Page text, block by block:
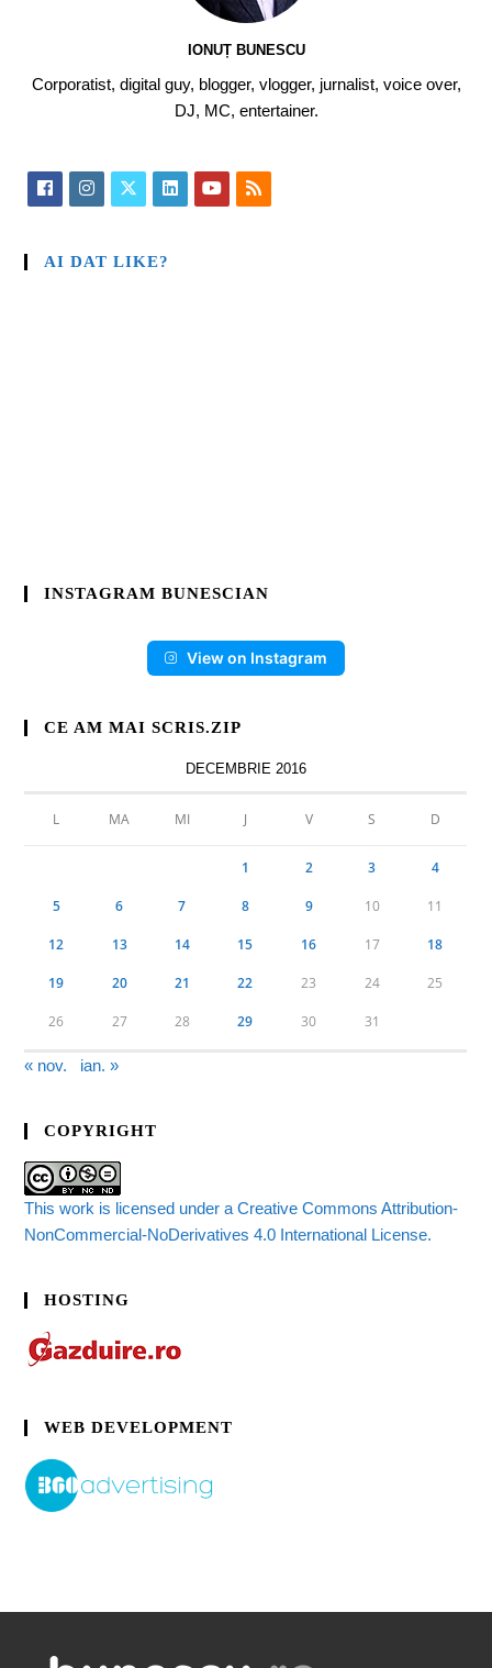
IONUȚ BUNESCU
Corporatist, digital guy, blogger, vlogger, jurnalist, voice over,
DJ, MC, entertainer.
AI DAT LIKE?
INSTAGRAM BUNESCIAN
View on Instagram
CE AM MAI SCRIS.ZIP
DECEMBRIE 2016
L MA MI J V S D
1 2 3 4
5 6 7 8 9 10 11
12 13 14 15 16 17 18
19 20 21 22 23 24 25
26 27 28 29 30 31
« nov. ian. »
COPYRIGHT
This work is licensed under a Creative Commons Attribution-
NonCommercial-NoDerivatives 4.0 International License.
HOSTING
WEB DEVELOPMENT